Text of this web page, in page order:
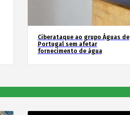
Ciberataque ao grupo Águas de
Portugal sem afetar
fornecimento de água